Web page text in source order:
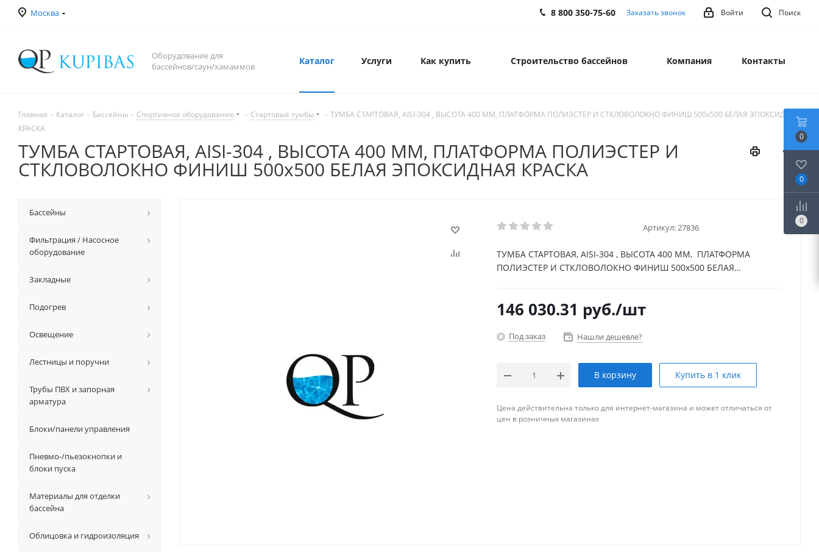
Москва Поиск
Войти
8 800 350-75-60 Заказать звонок
Оборудование для
бассейнов/саун/хамаммов
Каталог Услуги Как купить Строительство бассейнов Компания Контакты
Главная - Каталог - Бассейны - Спортивное оборудование - Стартовые тумбы - ТУМБА СТАРТОВАЯ, AISI-304 , ВЫСОТА 400 ММ, ПЛАТФОРМА ПОЛИЭСТЕР И СТКЛОВОЛОКНО ФИНИШ 500х500 БЕЛАЯ ЭПОКСИДНАЯ
КРАСКА
ТУМБА СТАРТОВАЯ, AISI-304 , ВЫСОТА 400 ММ, ПЛАТФОРМА ПОЛИЭСТЕР И
СТКЛОВОЛОКНО ФИНИШ 500х500 БЕЛАЯ ЭПОКСИДНАЯ КРАСКА
Артикул: 27836
ТУМБА СТАРТОВАЯ, AISI-304 , ВЫСОТА 400 ММ, ПЛАТФОРМА
ПОЛИЭСТЕР И СТКЛОВОЛОКНО ФИНИШ 500х500 БЕЛАЯ
146 030.31 руб./шт
Под заказ Нашли дешевле?
В корзину Купить в 1 клик
Цена действительна только для интернет-магазина и может отличаться от
цен в розничных магазинах
Бассейны
Фильтрация / Насосное
оборудование
Закладные
Подогрев
Освещение
Лестницы и поручни
Трубы ПВХ и запорная
арматура
Блоки/панели управления
Пневмо-/пьезокнопки и
блоки пуска
Материалы для отделки
бассейна
Облицовка и гидроизоляция
0
0
0